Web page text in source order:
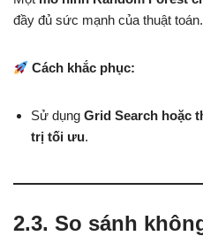
đầy đủ sức mạnh của thuật toán.
Cách khắc phục:
Sử dụng Grid Search hoặc
trị tối ưu.
2.3. So sánh